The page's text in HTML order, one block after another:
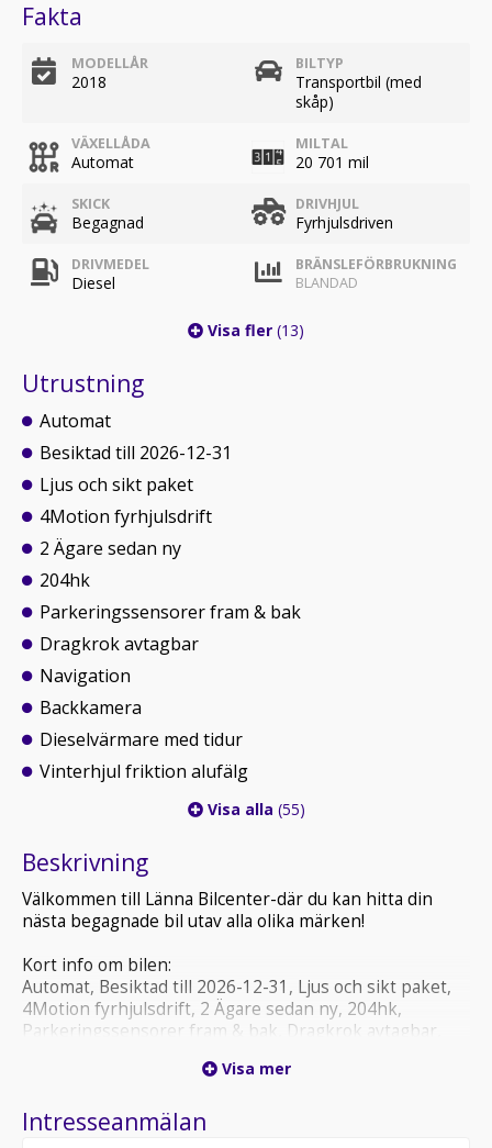
Fakta
MODELLÅR
2018
BILTYP
Transportbil (med
skåp)
VÄXELLÅDA
Automat
MILTAL
20 701 mil
SKICK
Begagnad
DRIVHJUL
Fyrhjulsdriven
DRIVMEDEL
Diesel
BRÄNSLEFÖRBRUKNING
BLANDAD
Visa fler (13)
Utrustning
Automat
Besiktad till 2026-12-31
Ljus och sikt paket
4Motion fyrhjulsdrift
2 Ägare sedan ny
204hk
Parkeringssensorer fram & bak
Dragkrok avtagbar
Navigation
Backkamera
Dieselvärmare med tidur
Vinterhjul friktion alufälg
Visa alla (55)
Beskrivning
Välkommen till Länna Bilcenter-där du kan hitta din
nästa begagnade bil utav alla olika märken!
Kort info om bilen:
Automat, Besiktad till 2026-12-31, Ljus och sikt paket,
4Motion fyrhjulsdrift, 2 Ägare sedan ny, 204hk,
Parkeringssensorer fram & bak, Dragkrok avtagbar,
Vinterhjul friktion alufälg, Sommarhjul alufälg, Senast
Visa mer
Intresseanmälan